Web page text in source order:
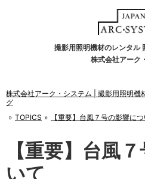
撮影用照明機材のレンタル
株式会社アーク
株式会社アーク・システム | 撮影用照明機
グ
TOPICS
【重要】台風７号の影響に
【重要】台風
いて